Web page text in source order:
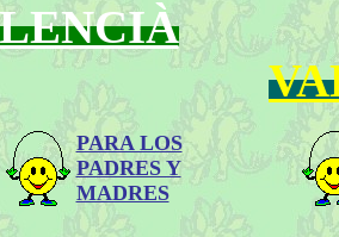
PARA LOS
PADRES Y
MADRES